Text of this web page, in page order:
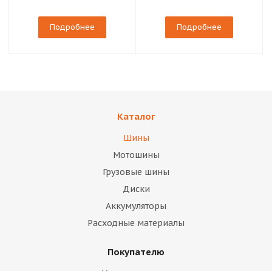
Подробнее Подробнее
Каталог
Шины
Мотошины
Грузовые шины
Диски
Аккумуляторы
Расходные материалы
Покупателю